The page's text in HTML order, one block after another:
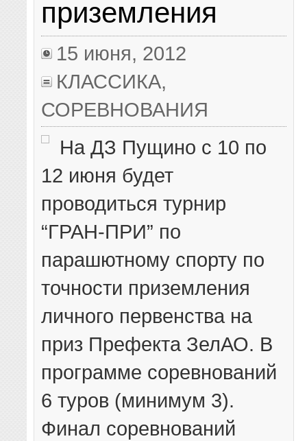
приземления
15 июня, 2012
КЛАССИКА,
СОРЕВНОВАНИЯ
На ДЗ Пущино с 10 по
12 июня будет
проводиться турнир
“ГРАН-ПРИ” по
парашютному спорту по
точности приземления
личного первенства на
приз Префекта ЗелАО. В
программе соревнований
6 туров (минимум 3).
Финал соревнований